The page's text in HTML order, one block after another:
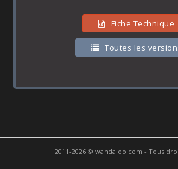
Fiche Technique
Toutes les
2011-2026 © wandaloo.com - Tous